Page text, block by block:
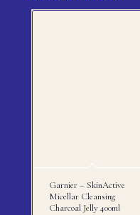
Garnier – SkinActive
Micellar Cleansing
Charcoal Jelly 400ml